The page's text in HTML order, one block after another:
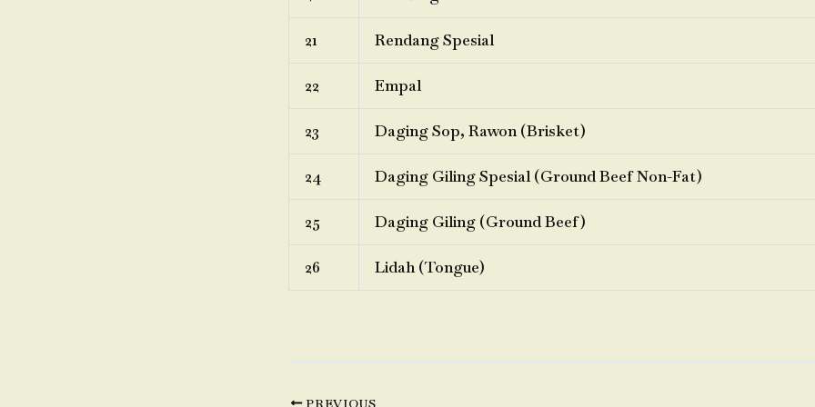
21 Rendang Spesial
22 Empal
23 Daging Sop, Rawon (Brisket)
24 Daging Giling Spesial (Ground Beef Non-Fat)
25 Daging Giling (Ground Beef)
26 Lidah (Tongue)
PREVIOUS